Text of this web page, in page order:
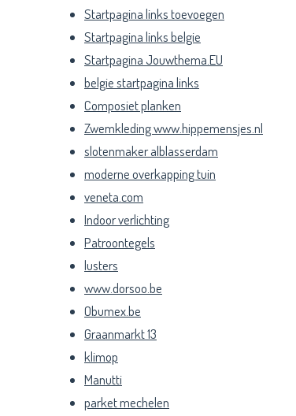
Startpagina links toevoegen
Startpagina links belgie
Startpagina Jouwthema.EU
belgie startpagina links
Composiet planken
Zwemkleding www.hippemensjes.nl
slotenmaker alblasserdam
moderne overkapping tuin
veneta.com
Indoor verlichting
Patroontegels
lusters
www.dorsoo.be
Obumex.be
Graanmarkt 13
klimop
Manutti
parket mechelen